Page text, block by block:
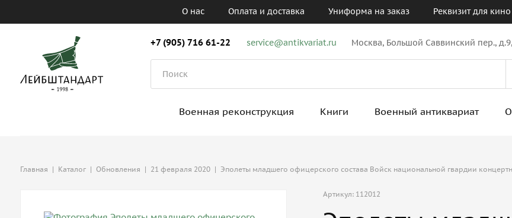
О нас Оплата и доставка Униформа на заказ Реквизит для кино
+7 (905) 716 61-22 service@antikvariat.ru Москва, Большой Саввинский пер.,
Военная реконструкция Книги Военный антиквариат
Главная | Каталог | Обновления | 21 февраля 2020 | Эполеты младшего офицерского состава Войск национальной гвардии
Артикул: 112012